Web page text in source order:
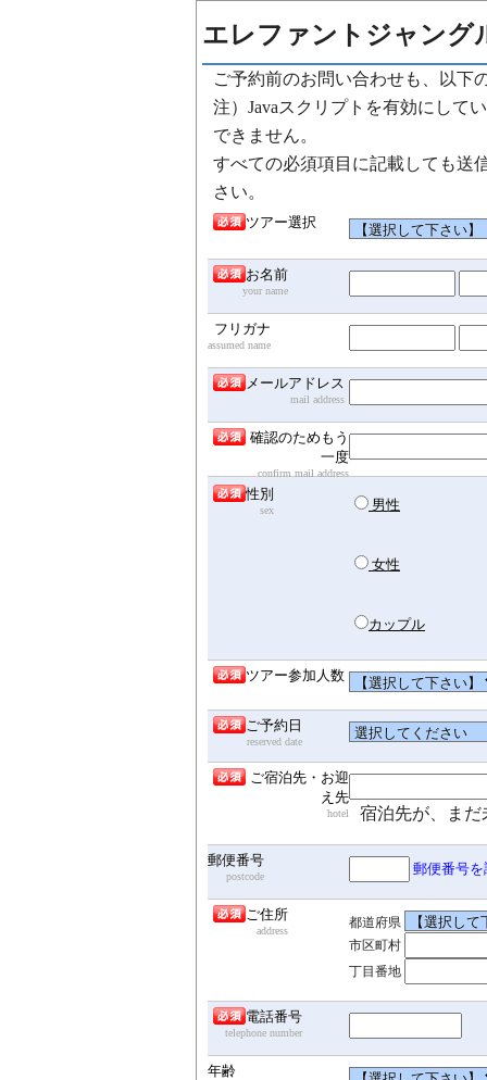
エレファントジャング
ご予約前のお問い合わせも、以下
注）Javaスクリプトを有効にして
できません。
すべての必須項目に記載しても送
さい。
ツアー選択
お名前
your name
フリガナ
assumed name
メールアドレス
mail address
確認のためもう
一度
confirm mail address
性別
sex 男性
女性
カップル
ツアー参加人数
ご予約日
reserved date
ご宿泊先・お迎
え先
hotel 宿泊先が、ま
郵便番号
postcode 郵便番号を
ご住所
address
都道府県
市区町村
丁目番地
電話番号
telephone number
年齢